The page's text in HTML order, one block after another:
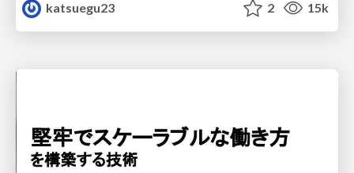
katsuegu23
2 15k